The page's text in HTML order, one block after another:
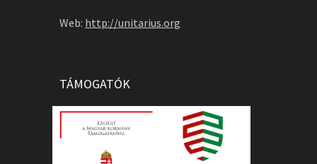
Web: http://unitarius.org
TÁMOGATÓK